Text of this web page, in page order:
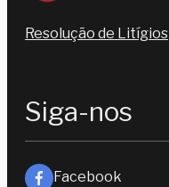
Resolução de Litígios
Siga-nos
Facebook